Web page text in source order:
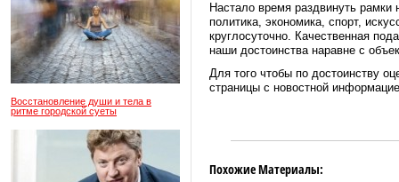
Восстановление души и тела в
ритме городской суеты
Настало время раздвинуть
политика, экономика, спорт,
круглосуточно. Качественная
наши достоинства наравне с
Для того чтобы по достоинству
страницы с новостной
Похожие Материалы: